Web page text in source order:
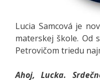
Lucia Samcová je
materskej škole. Od
Petrovičom triedu
Ahoj, Lucka.